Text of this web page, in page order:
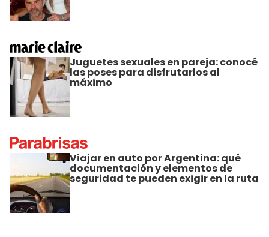
Juguetes sexuales en pareja: conocé
las poses para disfrutarlos al
máximo
Viajar en auto por Argentina: qué
documentación y elementos de
seguridad te pueden exigir en la ruta